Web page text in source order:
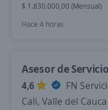
$ 1.830.000,00 (Mensual)
Hace 4 horas
Asesor de
4,6
FN
Cali, Valle del Cauca